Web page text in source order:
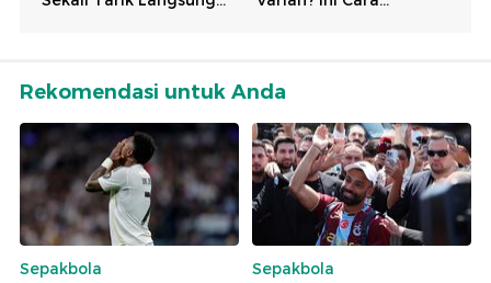
Rekomendasi untuk Anda
Sepakbola
Sepakbola